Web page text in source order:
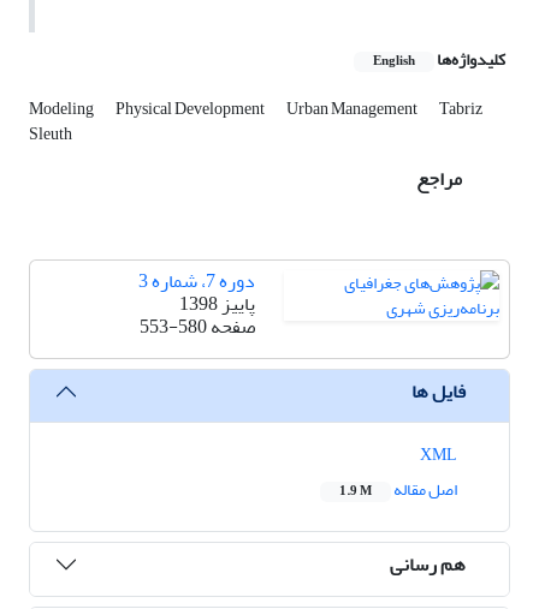
کلیدواژه‌ها English
Modeling Physical Development Urban Management Tabriz
Sleuth
مراجع
دوره 7، شماره 3
پاییز 1398
صفحه553-580
فایل ها
اصل مقاله
1.9 M
هم رسانی